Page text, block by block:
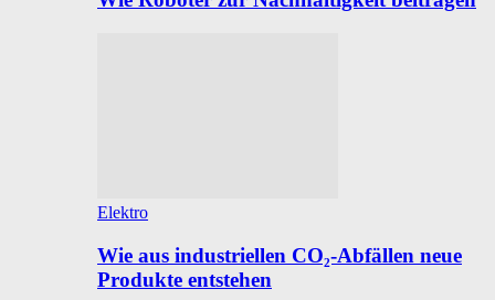
Elektro
Wie aus industriellen CO₂-Abfällen neue
Produkte entstehen